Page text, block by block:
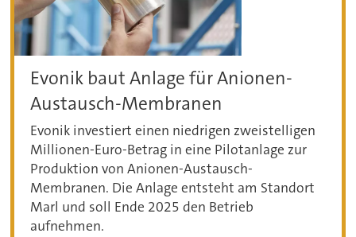
Evonik baut Anlage für Anionen-
Austausch-Membranen
Evonik investiert einen niedrigen zweistelligen
Millionen-Euro-Betrag in eine Pilotanlage zur
Produktion von Anionen-Austausch-
Membranen. Die Anlage entsteht am Standort
Marl und soll Ende 2025 den Betrieb
aufnehmen.